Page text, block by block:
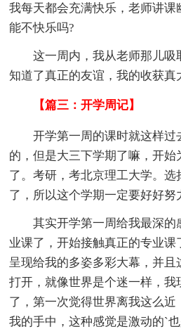
我每天都会充满快乐，老师讲
能不快乐吗?
这一周内，我从老师那儿吸
知道了真正的友谊，我的收获真
【篇三：开学周记】
开学第一周的课时就这样过
的，但是大三下学期了嘛，开
了。考研，考北京理工大学。选
了，所以这个学期一定要好好努
其实开学第一周给我最深的
业课了，开始接触真正的专业课
呈现给我的多姿多彩大幕，并且
打开，就像世界是个迷一样，我
了，第一次觉得世界离我这么近
我的手中，这种感觉是激动的`